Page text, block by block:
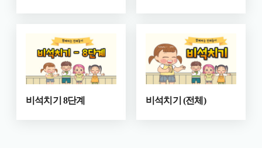
비석치기 8단계 비석치기 (전체)